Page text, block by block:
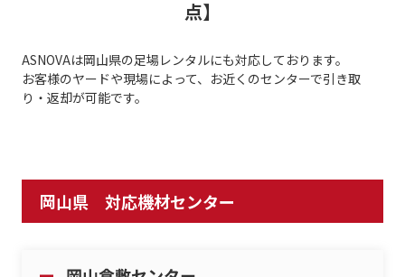
点】
ASNOVAは岡山県の足場レンタルにも対応しております。
お客様のヤードや現場によって、お近くのセンターで引き取
り・返却が可能です。
岡山県 対応機材センター